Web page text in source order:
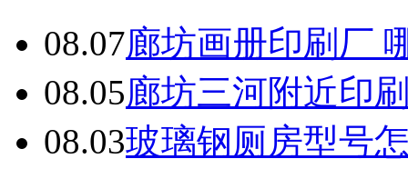
08.07廊坊画册印刷厂
08.05廊坊三河附近印
08.03玻璃钢厕房型号